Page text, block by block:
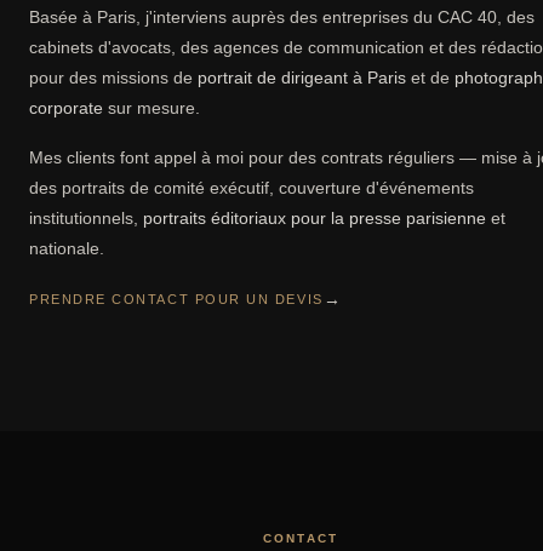
Basée à Paris, j'interviens auprès des entreprises du CAC 40, des
cabinets d'avocats, des agences de communication et des
pour des missions de portrait de dirigeant à Paris et de
corporate sur mesure.
Mes clients font appel à moi pour des contrats réguliers — mise à
des portraits de comité exécutif, couverture d'événements
institutionnels, portraits éditoriaux pour la presse parisienne et
nationale.
PRENDRE CONTACT POUR UN DEVIS →
CONTACT